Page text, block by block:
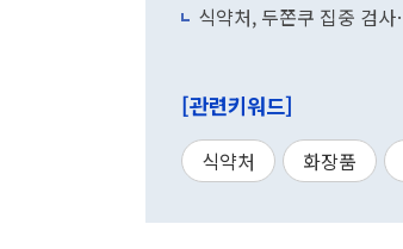
식약처, 두쫀쿠 집중 검
[관련키워드]
식약처 화장품